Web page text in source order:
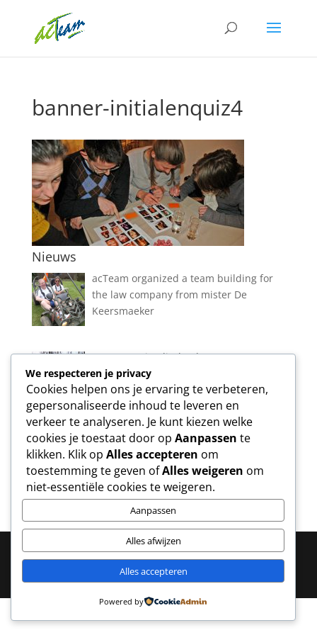
banner-initialenquiz4
Nieuws
acTeam organized a team building for
the law company from mister De
Keersmaeker
New event in Vlierbeek!
Ecological event.
Copyright ® acTeam -Webdesign by epica.be
We respecteren je privacy
Cookies helpen ons je ervaring te verbeteren,
gepersonaliseerde inhoud te leveren en
verkeer te analyseren. Je kunt kiezen welke
cookies je toestaat door op Aanpassen te
klikken. Klik op Alles accepteren om
toestemming te geven ofAlles weigeren om
niet-essentiële cookies te weigeren.
Aanpassen
Alles afwijzen
Alles accepteren
Powered by